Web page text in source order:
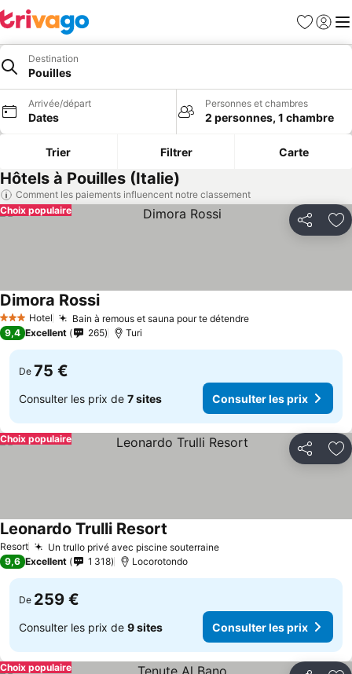
Favoris
Se
Destination
Pouilles
Arrivée/départ
Dates
Personnes et chambres
2 personnes, 1 chambre
Trier Filtrer Carte
Hôtels à Pouilles (Italie)
Comment les paiements influencent notre classement
Partager
Choix populaire
3 ÉtoilesHotel Bain à remous et sauna pour te détendre
Dimora Rossi
9,4 Excellent 265 Turi
De 75 €
Consulter les prix de 7 sites Consulter les prix
Partager
Choix populaire
Resort Un trullo privé avec piscine souterraine
Leonardo Trulli Resort
9,6 Excellent 1 318 Locorotondo
De 259 €
Consulter les prix de 9 sites Consulter les prix
Choix populaire